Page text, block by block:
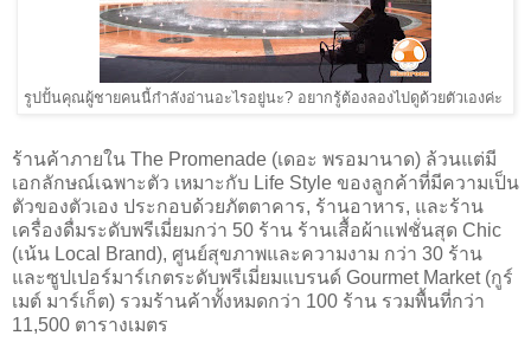
รูปปั้นคุณผู้ชายคนนี้กำลังอ่านอะไรอยู่นะ? อยากรู้ต้องลองไปดูด้วยตัวเองค่ะ
ร้านค้าภายใน The Promenade (เดอะ พรอมานาด) ล้วนแต่มี
เอกลักษณ์เฉพาะตัว เหมาะกับ Life Style ของลูกค้าที่มีความเป็น
ตัวของตัวเอง ประกอบด้วยภัตตาคาร, ร้านอาหาร, และร้าน
เครื่องดื่มระดับพรีเมี่ยมกว่า 50 ร้าน ร้านเสื้อผ้าแฟชั่นสุด Chic
(เน้น Local Brand), ศูนย์สุขภาพและความงาม กว่า 30 ร้าน
และซูปเปอร์มาร์เกตระดับพรีเมี่ยมแบรนด์ Gourmet Market (กูร์
เมต์ มาร์เก็ต) รวมร้านค้าทั้งหมดกว่า 100 ร้าน รวมพื้นที่กว่า
11,500 ตารางเมตร